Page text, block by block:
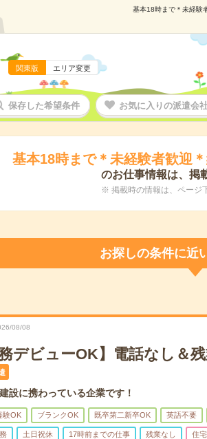
基本18時まで＊未経験
関東版 エリア変更
保存した希望条件 お気に入りの派遣会
基本18時まで＊未経験者歓迎
のお仕事情報は、掲
※ 掲載時の情報は、ページ
お探しの条件に近
08/08
務デビューOK】電話なし＆
建設に携わっている企業です！
験OK ブランクOK 既卒第二新卒OK 英語不要
土日祝休 17時前までの仕事 残業なし 住宅